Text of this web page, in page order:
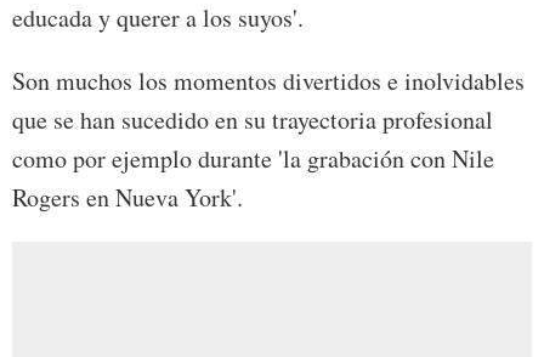
educada y querer a los suyos'.
Son muchos los momentos divertidos e inolvidables
que se han sucedido en su trayectoria profesional
como por ejemplo durante 'la grabación con Nile
Rogers en Nueva York'.